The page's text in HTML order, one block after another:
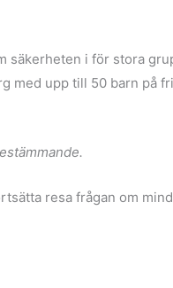
säkerheten i för stora
med upp till 50 barn på
resa frågan om